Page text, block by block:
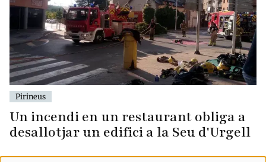
Pirineus
Un incendi en un restaurant obliga a
desallotjar un edifici a la Seu d'Urgell